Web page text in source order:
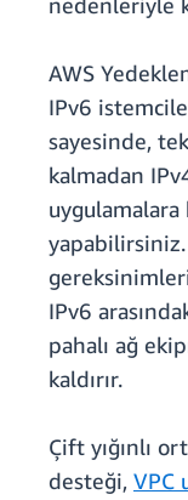
AWS
IPv6
sayesinde,
kalmadan
IPv6
pahalı ağ
kaldırır.
Çift yığınlı
desteği, VPC